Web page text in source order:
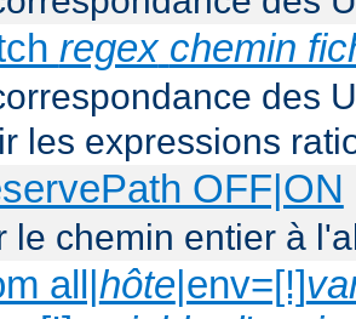
regex chemin
des
les expressions
OFF|ON
le chemin entier à
all|hôte|env=[!]